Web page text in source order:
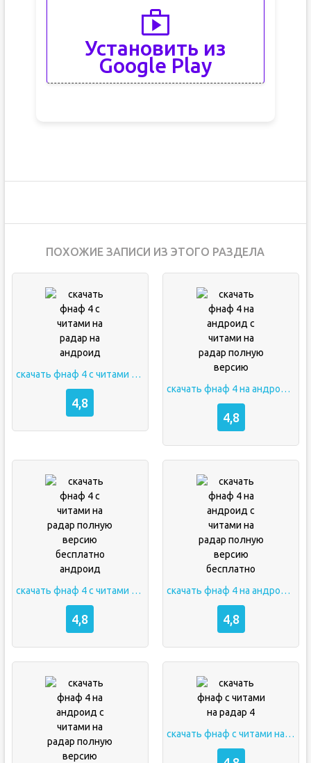
Установить из
Google Play
ПОХОЖИЕ ЗАПИСИ ИЗ ЭТОГО РАЗДЕЛА
скачать фнаф 4 с читами на радар на андроид
4,8
скачать фнаф 4 на андроид с читами на радар полную версию
4,8
скачать фнаф 4 с читами на радар полную версию бесплатно андроид
4,8
скачать фнаф 4 на андроид с читами на радар полную версию бесплатно
4,8
скачать фнаф с читами на радар 4